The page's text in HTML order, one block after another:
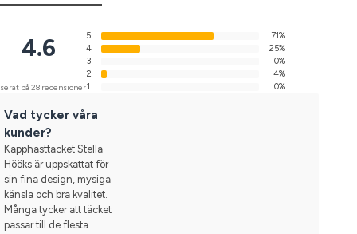
4.6
på 28 recensioner
5
71%
4
25%
3
0%
2
4%
1
0%
Vad tycker våra
kunder?
Käpphästtäcket Stella
Hööks är uppskattat för
sin fina design, mysiga
känsla och bra kvalitet.
Många tycker att täcket
passar till de flesta